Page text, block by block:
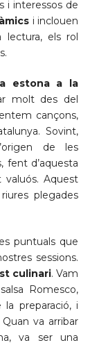
i interessos de
i inclouen
lectura, els rol
estona a la
molt des del
cançons,
Sovint,
de les
fent d’aquesta
Aquest
plegades
puntuals que
sessions.
culinari. Vam
Romesco,
preparació, i
va arribar
va ser una